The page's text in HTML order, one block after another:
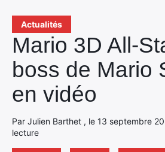
Actualités
Mario 3D All-
boss de Mario
en vidéo
Par Julien Barthet , le 13 septembre
lecture